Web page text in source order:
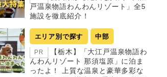
戸温泉物語わんわんリゾート」全5
施設を徹底紹介！
エリア別で探す 中部
PR
【栃木】「大江戸温泉物語わ
んわんリゾート 那須塩原」に泊ま
ったよ！ 上質な温泉と豪華多彩な